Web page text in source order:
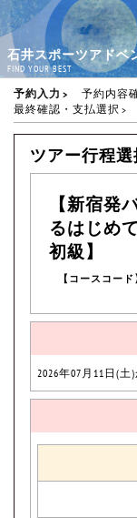
石井スポーツアドベ
FIND YOUR BEST
予約入力 予約内容
最終確認・支払選択
ツアー行程選
【新宿発
るはじめ
初級】
【コースコード
2026年07月11日(土